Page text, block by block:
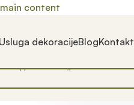
content
Usluga dekoracijeBlogKontakt
oзначен „crveni slon“